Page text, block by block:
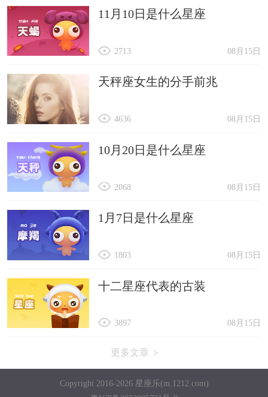
11月10日是什么星座
08月15日
2713
天秤座女生的分手前兆
08月15日
4636
10月20日是什么星座
08月15日
2068
1月7日是什么星座
08月15日
1803
十二星座代表的古装
08月15日
3897
更多文章
Copyright 2016-2026 星座乐(m.1212.com)